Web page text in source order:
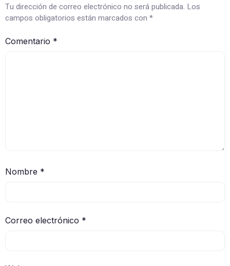
Tu dirección de correo electrónico no será publicada. Los
campos obligatorios están marcados con *
Comentario *
Nombre *
Correo electrónico *